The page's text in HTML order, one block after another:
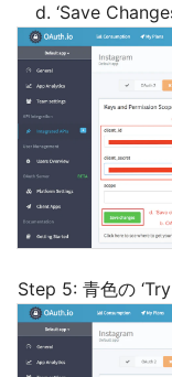
d. ‘Save
Step 5: 青色の